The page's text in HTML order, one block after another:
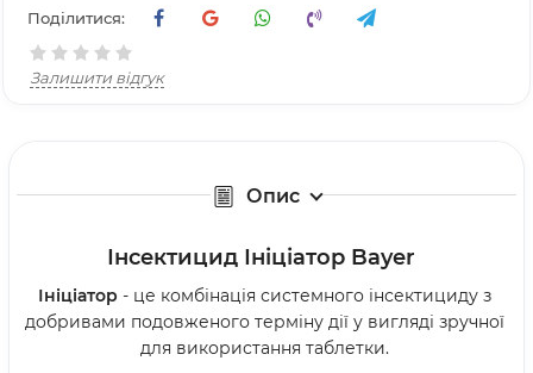
Поділитися:
Залишити відгук
Опис
Інсектицид Ініціатор Bayer
Ініціатор - це комбінація системного інсектициду з
добривами подовженого терміну дії у вигляді зручної
для використання таблетки.